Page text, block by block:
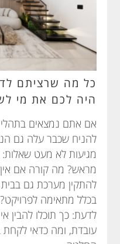
כל מה שרציתם
היה לכם את מי
אם אתם נמצאים
להניח שכבר עלה גם
מגיעות לא מעט שאלות:
מראש? מה קורה אם
להתקין מערכת גם בבית
בכלל מתאימה
לדעת: כך תוכלו
עובדת, ומה כדאי לקחת